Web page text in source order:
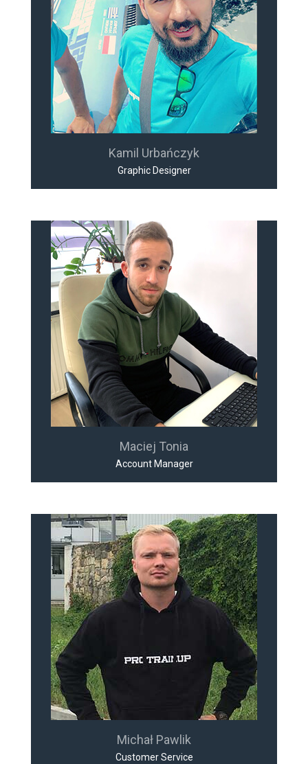
Kamil Urbańczyk
Graphic Designer
Maciej Tonia
Account Manager
Michał Pawlik
Customer Service